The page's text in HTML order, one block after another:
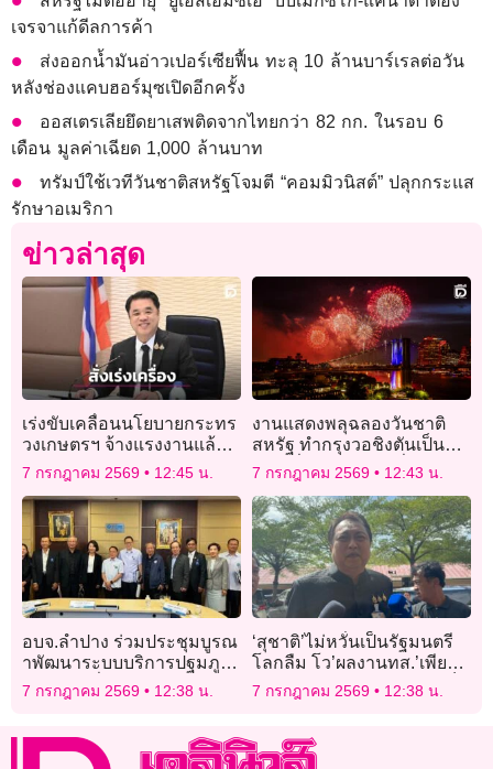
เจรจาแก้ดีลการค้า
ส่งออกน้ำมันอ่าวเปอร์เซียฟื้น ทะลุ 10 ล้านบาร์เรลต่อวัน
หลังช่องแคบฮอร์มุซเปิดอีกครั้ง
ออสเตรเลียยึดยาเสพติดจากไทยกว่า 82 กก. ในรอบ 6
เดือน มูลค่าเฉียด 1,000 ล้านบาท
ทรัมป์ใช้เวทีวันชาติสหรัฐโจมตี “คอมมิวนิสต์” ปลุกกระแส
รักษาอเมริกา
ข่าวล่าสุด
เร่งขับเคลื่อนนโยบายกระทร
วงเกษตรฯ จ้างแรงงานแล้วก
ว่า 64,000 คน
7 กรกฎาคม 2569 12:45 น.
งานแสดงพลุฉลองวันชาติ
สหรัฐ ทำกรุงวอชิงตันเป็น
เมืองที่มีมลพิษมากที่สุดใน
7 กรกฎาคม 2569 12:43 น.
อบจ.ลำปาง ร่วมประชุมบูรณ
าพัฒนาระบบบริการปฐมภูมิ
และการเชื่อมข้อมูลสุขภาพ
รายบุคคล
7 กรกฎาคม 2569 12:38 น.
‘สุชาติ’ไม่หวั่นเป็นรัฐมนตรี
โลกลืม โว’ผลงานทส.’เพียบ
เดินหน้าสางปมทับลาน-ภูเก็ต
ยํ้าปรับ ครม.เป็นอำนาจนา
7 กรกฎาคม 2569 12:38 น.